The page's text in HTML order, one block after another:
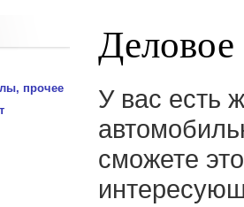
прочее
Деловое
У вас есть
сможете